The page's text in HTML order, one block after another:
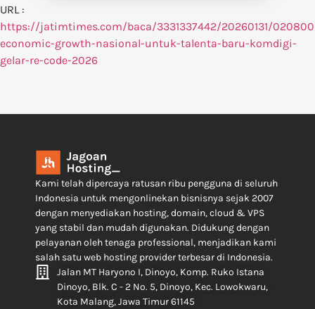
URL :
https://jatimtimes.com/baca/3331337442/20260131/
economic-growth-nasional-untuk-talenta-baru-komdigi-
gelar-re-code-2026
Kami telah dipercaya ratusan ribu pengguna di seluruh
Indonesia untuk mengonlinekan bisnisnya sejak 2007
dengan menyediakan hosting, domain, cloud & VPS
yang stabil dan mudah digunakan. Didukung dengan
pelayanan oleh tenaga professional, menjadikan kami
salah satu web hosting provider terbesar di Indonesia.
Jalan MT Haryono I, Dinoyo, Komp. Ruko Istana
Dinoyo, Blk. C - 2 No. 5, Dinoyo, Kec. Lowokwaru,
Kota Malang, Jawa Timur 61145